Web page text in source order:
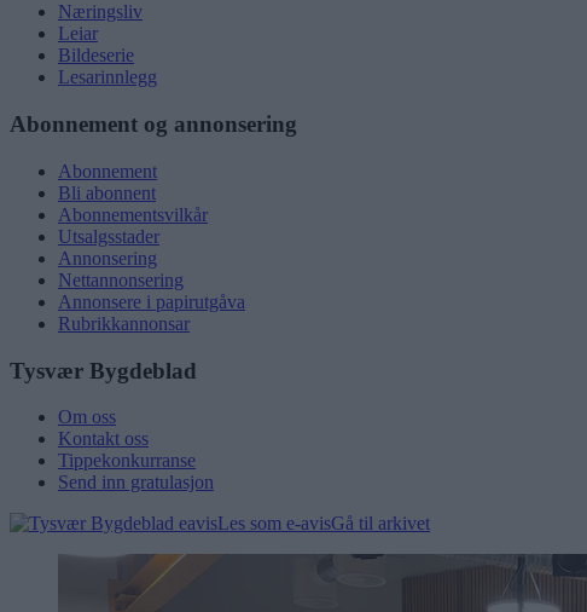
Næringsliv
Leiar
Bildeserie
Lesarinnlegg
Abonnement og annonsering
Abonnement
Bli abonnent
Abonnementsvilkår
Utsalgsstader
Annonsering
Nettannonsering
Annonsere i papirutgåva
Rubrikkannonsar
Tysvær Bygdeblad
Om oss
Kontakt oss
Tippekonkurranse
Send inn gratulasjon
Les som e-avisGå til arkivet